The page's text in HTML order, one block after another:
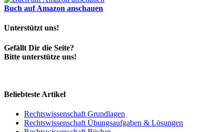
Buch auf Amazon anschauen
Unterstützt uns!
Gefällt Dir die Seite?
Bitte unterstütze uns!
Beliebteste Artikel
Rechtswissenschaft Grundlagen
Rechtswissenschaft Übungsaufgaben & Lösungen